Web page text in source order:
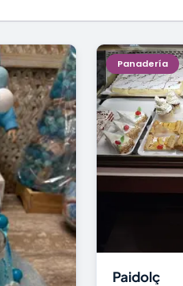
Panadería
Paidolç